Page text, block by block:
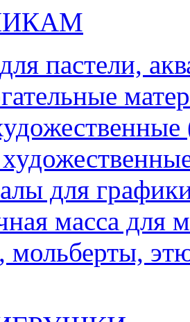
пастели,
для
масса для
мольберты,